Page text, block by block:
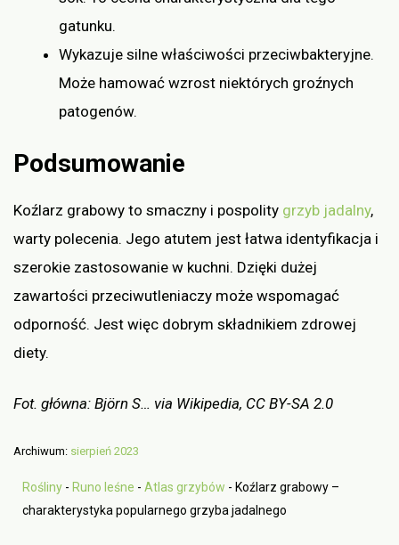
gatunku.
Wykazuje silne właściwości przeciwbakteryjne.
Może hamować wzrost niektórych groźnych
patogenów.
Podsumowanie
Koźlarz grabowy to smaczny i pospolity grzyb jadalny,
warty polecenia. Jego atutem jest łatwa identyfikacja i
szerokie zastosowanie w kuchni. Dzięki dużej
zawartości przeciwutleniaczy może wspomagać
odporność. Jest więc dobrym składnikiem zdrowej
diety.
Fot. główna: Björn S… via Wikipedia, CC BY-SA 2.0
Archiwum: sierpień 2023
Rośliny - Runo leśne - Atlas grzybów - Koźlarz grabowy –
charakterystyka popularnego grzyba jadalnego